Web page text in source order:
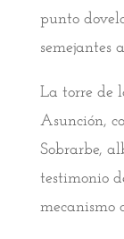
punto
semejantes
La torre de
Asunción,
Sobrarbe,
testimonio
mecanismo